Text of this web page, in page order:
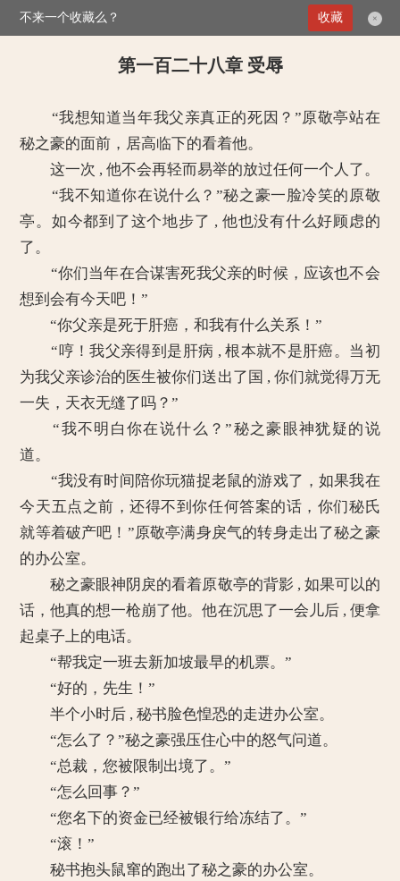
>豪门暖婚：总裁，笑一个 第一百二十八章 受辱
第一百二十八章 受辱
“我想知道当年我父亲真正的死因？”原敬亭站在
秘之豪的面前，居高临下的看着他。
这一次 , 他不会再轻而易举的放过任何一个人了。
“我不知道你在说什么？”秘之豪一脸冷笑的原敬
亭。如今都到了这个地步了 , 他也没有什么好顾虑的
了。
“你们当年在合谋害死我父亲的时候，应该也不会
想到会有今天吧！”
“你父亲是死于肝癌，和我有什么关系！”
“哼！我父亲得到是肝病 , 根本就不是肝癌。当初
为我父亲诊治的医生被你们送出了国 , 你们就觉得万无
一失，天衣无缝了吗？”
“我不明白你在说什么？”秘之豪眼神犹疑的说
道。
“我没有时间陪你玩猫捉老鼠的游戏了，如果我在
今天五点之前，还得不到你任何答案的话，你们秘氏
就等着破产吧！”原敬亭满身戾气的转身走出了秘之豪
的办公室。
秘之豪眼神阴戾的看着原敬亭的背影 , 如果可以的
话，他真的想一枪崩了他。他在沉思了一会儿后 , 便拿
起桌子上的电话。
“帮我定一班去新加坡最早的机票。”
“好的，先生！”
半个小时后 , 秘书脸色惶恐的走进办公室。
“怎么了？”秘之豪强压住心中的怒气问道。
“总裁，您被限制出境了。”
“怎么回事？”
“您名下的资金已经被银行给冻结了。”
“滚！”
秘书抱头鼠窜的跑出了秘之豪的办公室。
不来一个收藏么？ ×
收藏